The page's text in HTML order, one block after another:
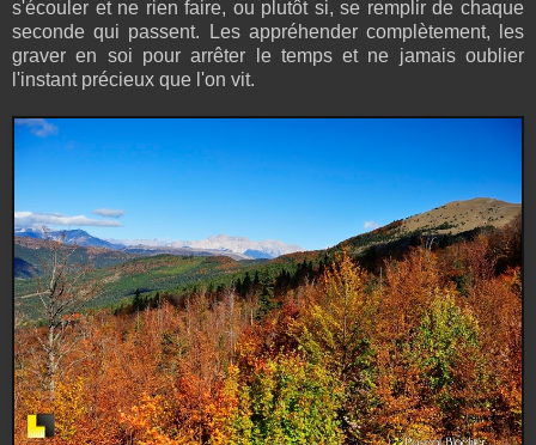
s'écouler et ne rien faire, ou plutôt si, se remplir de chaque
seconde qui passent. Les appréhender complètement, les
graver en soi pour arrêter le temps et ne jamais oublier
l'instant précieux que l'on vit.